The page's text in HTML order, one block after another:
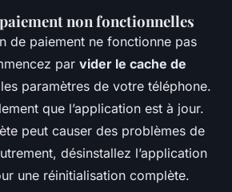
non fonctionnelles
de paiement ne fonctionne pas
par vider le cache de
paramètres de votre téléphone.
que l’application est à jour.
peut causer des problèmes de
désinstallez l’application
une réinitialisation complète.